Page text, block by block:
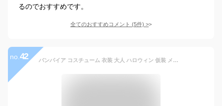
るのでおすすめです。
全てのおすすめコメント (5件) >
no. 42 バンパイア コスチューム 衣装 大人 ハロウィン 仮装 メンズ ヴァンパイア 吸血鬼 コスプレ衣装 コス 男性 マント 余興 男 おもしろコスチューム 文化祭 ドラキュラ 貴族 男性用 伯爵 ハロウイン ハロウィン衣装 ハロウィン イベント cosplay 舞台衣装 MZ09